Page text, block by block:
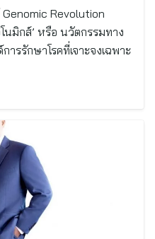
Genomic Revolution
นมิกส์’ หรือ นวัตกรรมทาง
รรักษาโรคที่เจาะจงเฉพาะ